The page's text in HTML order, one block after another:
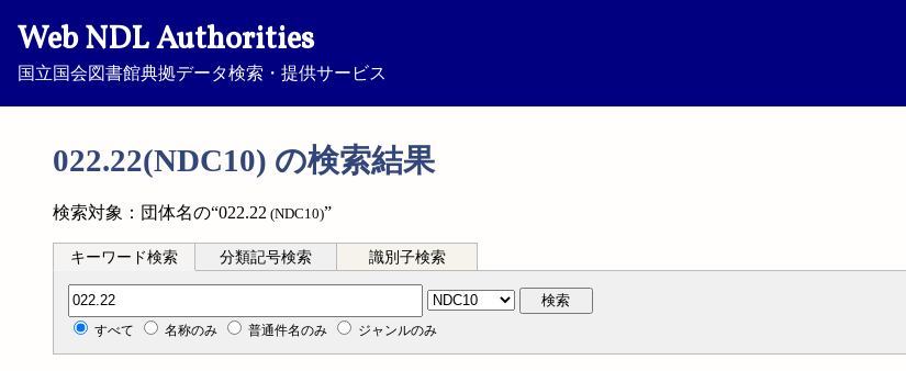
Web NDL Authorities
国立国会図書館典拠データ検索・提供サービス
022.22(NDC10) の検索結果
検索対象：団体名の“022.22 (NDC10)”
キーワード検索 分類記号検索 識別子検索
分類記号検索 検索
すべて 名称のみ 普通件名のみ ジャンルのみ